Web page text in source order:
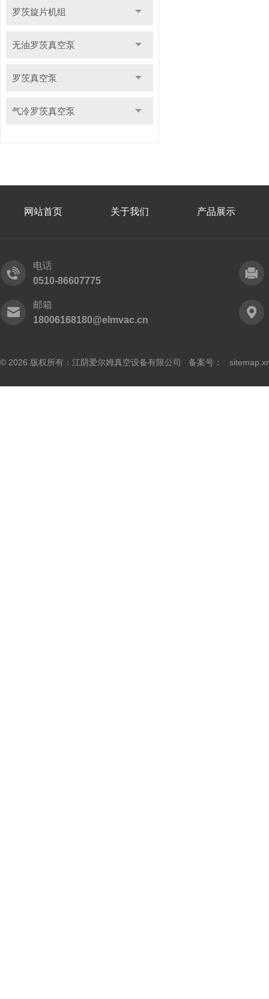
罗茨旋片机组
无油罗茨真空泵
罗茨真空泵
气冷罗茨真空泵
网站首页 关于我们 产品展示
电话
0510-86607775
邮箱
18006168180@elmvac.cn
© 2026 版权所有：江阴爱尔姆真空设备有限公司 备案号：